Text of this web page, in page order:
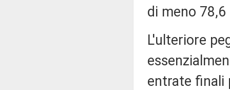
di meno
L'ulteriore
entrate finali